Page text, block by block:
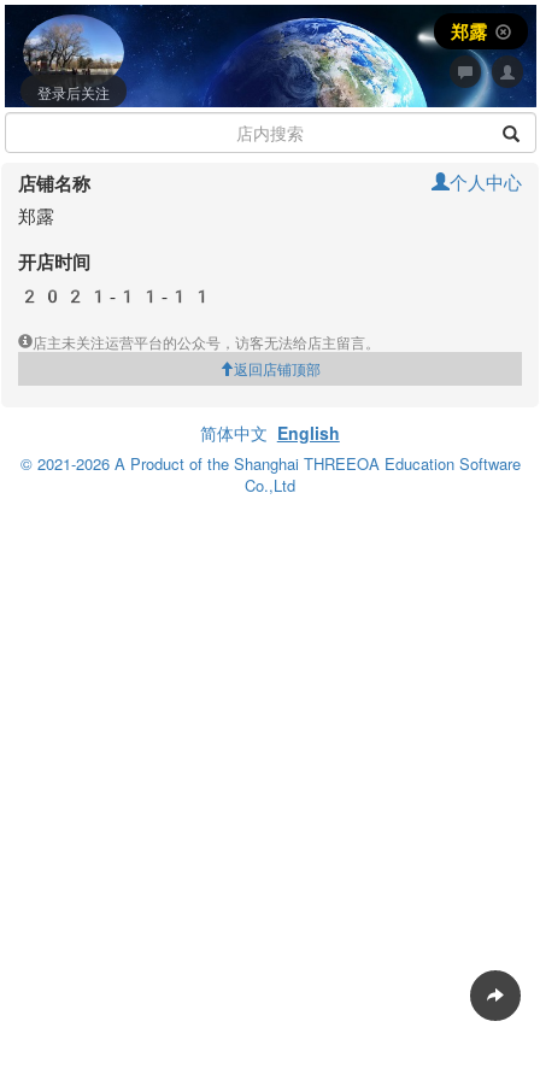
登录后关注
郑露
店铺名称 个人中心
郑露
开店时间
2021-11-11
店主未关注运营平台的公众号，访客无法给店主留言。
返回店铺顶部
简体中文 English
© 2021-2026 A Product of the Shanghai THREEOA Education Software
Co.,Ltd